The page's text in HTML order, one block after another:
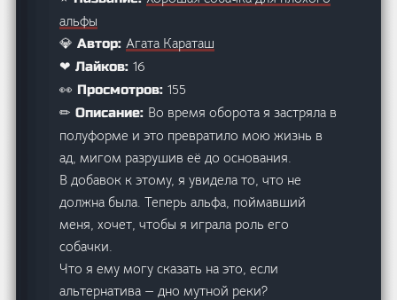
альфы
💎 Автор:Агата Караташ
❤ Лайков:16
👀 Просмотров:155
✏ Описание: Во время оборота я застряла в
полуформе и это превратило мою жизнь в
ад, мигом разрушив её до основания.
В добавок к этому, я увидела то, что не
должна была. Теперь альфа, поймавший
меня, хочет, чтобы я играла роль его
собачки.
Что я ему могу сказать на это, если
альтернатива — дно мутной реки?